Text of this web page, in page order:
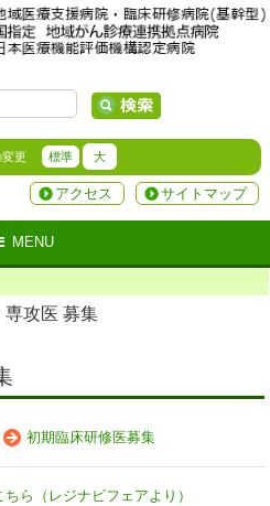
変更 標準 大
サイトマップ
アクセス
MENU
専攻医 募集
初期臨床研修医募集
ら（レジナビフェアより）